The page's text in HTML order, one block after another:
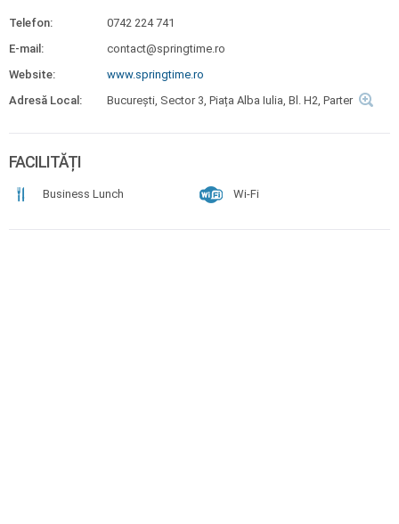
Telefon:
0742 224 741
E-mail:
contact@springtime.ro
Website:
www.springtime.ro
Adresă Local:
București, Sector 3, Piața Alba Iulia, Bl. H2, Parter
FACILITĂȚI
Business Lunch Wi-Fi